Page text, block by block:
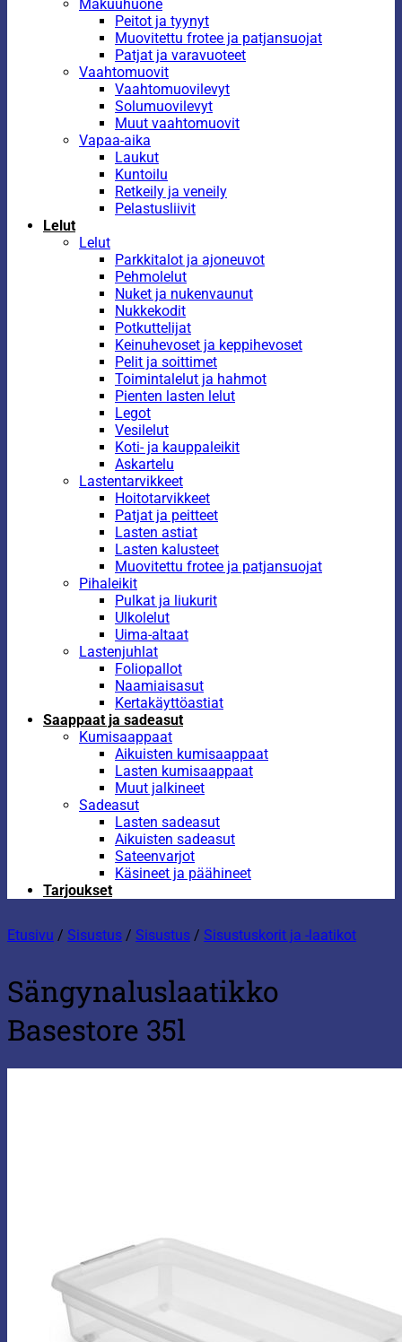
Makuuhuone
Peitot ja tyynyt
Muovitettu frotee ja patjansuojat
Patjat ja varavuoteet
Vaahtomuovit
Vaahtomuovilevyt
Solumuovilevyt
Muut vaahtomuovit
Vapaa-aika
Laukut
Kuntoilu
Retkeily ja veneily
Pelastusliivit
Lelut
Lelut
Parkkitalot ja ajoneuvot
Pehmolelut
Nuket ja nukenvaunut
Nukkekodit
Potkuttelijat
Keinuhevoset ja keppihevoset
Pelit ja soittimet
Toimintalelut ja hahmot
Pienten lasten lelut
Legot
Vesilelut
Koti- ja kauppaleikit
Askartelu
Lastentarvikkeet
Hoitotarvikkeet
Patjat ja peitteet
Lasten astiat
Lasten kalusteet
Muovitettu frotee ja patjansuojat
Pihaleikit
Pulkat ja liukurit
Ulkolelut
Uima-altaat
Lastenjuhlat
Foliopallot
Naamiaisasut
Kertakäyttöastiat
Saappaat ja sadeasut
Kumisaappaat
Aikuisten kumisaappaat
Lasten kumisaappaat
Muut jalkineet
Sadeasut
Lasten sadeasut
Aikuisten sadeasut
Sateenvarjot
Käsineet ja päähineet
Tarjoukset
Etusivu / Sisustus / Sisustus / Sisustuskorit ja -laatikot
Sängynaluslaatikko
Basestore 35l